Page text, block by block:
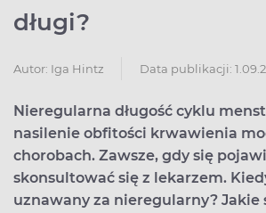
długi?
Autor: Iga Hintz Data publikacji:
Nieregularna długość cyklu
nasilenie obfitości krwawienia
chorobach. Zawsze, gdy się
skonsultować się z lekarzem.
uznawany za nieregularny? Jakie